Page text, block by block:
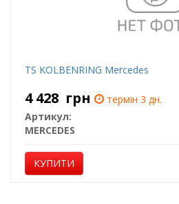
TS KOLBENRING Mercedes
4 428 грн
термін 3 дн.
Артикул:
MERCEDES
КУПИТИ